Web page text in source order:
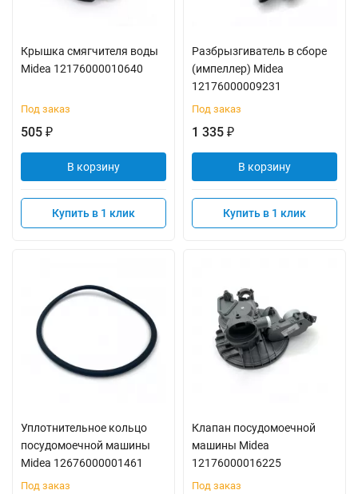
Крышка смягчителя воды
Midea 12176000010640
Под заказ
505 ₽
В корзину
Купить в 1 клик
Разбрызгиватель в сборе
(импеллер) Midea
12176000009231
Под заказ
1 335 ₽
В корзину
Купить в 1 клик
Уплотнительное кольцо
посудомоечной машины
Midea 12676000001461
Под заказ
Клапан посудомоечной
машины Midea
12176000016225
Под заказ